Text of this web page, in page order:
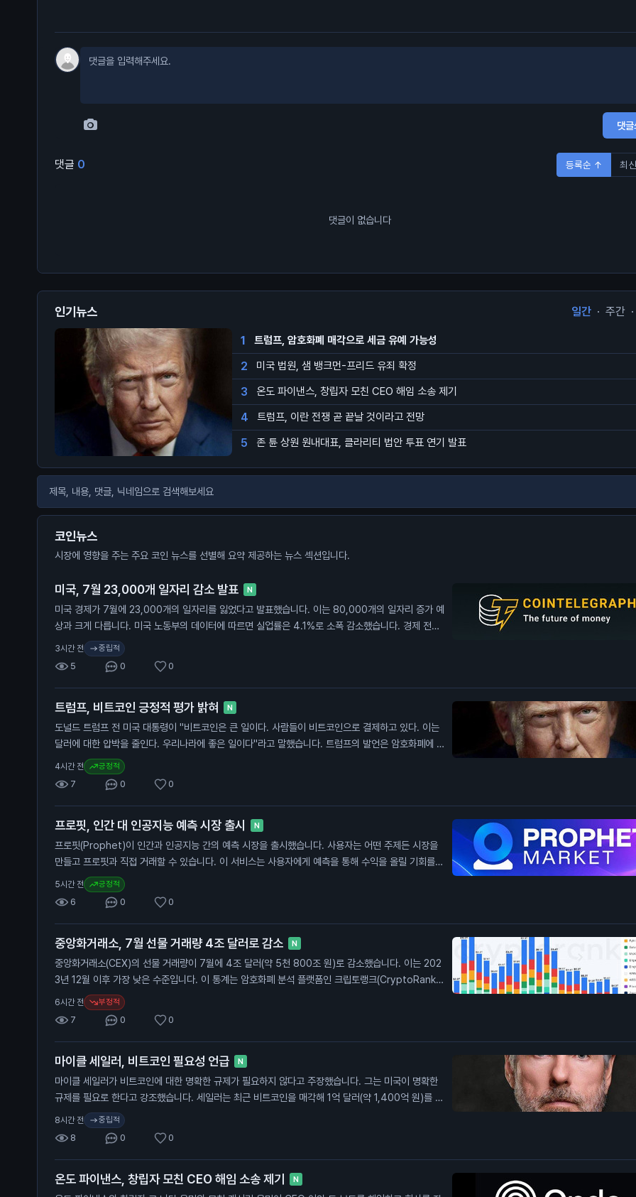
댓
댓글 0 등록순 ↑ 최
댓글이 없습니다
인기뉴스 일간 · 주간 ·
1 트럼프, 암호화폐 매각으로 세금 유예 가능성
2 미국 법원, 샘 뱅크먼-프리드 유죄 확정
3 온도 파이낸스, 창립자 모친 CEO 해임 소송 제기
4 트럼프, 이란 전쟁 곧 끝날 것이라고 전망
5 존 튠 상원 원내대표, 클라리티 법안 투표 연기 발표
코인뉴스
시장에 영향을 주는 주요 코인 뉴스를 선별해 요약 제공하는 뉴스 섹션입니다.
미국, 7월 23,000개 일자리 감소 발표 N
미국 경제가 7월에 23,000개의 일자리를 잃었다고 발표했습니다. 이는 80,000개의 일자리 증가 예
상과 크게 다릅니다. 미국 노동부의 데이터에 따르면 실업률은 4.1%로 소폭 감소했습니다. 경제 전문
가들은 85,000개의 일자리 증가를 예상했으나, 실제로는 감소했습니다. 이는 연방준비제도(Fed)가
금리 인상 여부를 결정하는 데 중요한 영향을 미칠 수 있습니다. 이번 일자리 감소는 일반 투자자에게
중요한 신호입니다. 금리 인상이 지연될 경우, 자산 가격에 긍정적인 영향을 미칠 수 있습니다.
3시간 전 중립적
5 0 0
트럼프, 비트코인 긍정적 평가 밝혀 N
도널드 트럼프 전 미국 대통령이 "비트코인은 큰 일이다. 사람들이 비트코인으로 결제하고 있다. 이는
달러에 대한 압박을 줄인다. 우리나라에 좋은 일이다"라고 말했습니다. 트럼프의 발언은 암호화폐에 대
한 긍정적인 시각을 드러냅니다. 그의 아들들이 지분을 가진 암호화폐 채굴 회사인 아메리칸 비트코인
은 최근 2분기 동안 5,720만 달러(약 800억 원)의 손실을 기록했습니다. 비트코인 가격이 2분기 동
안 11% 하락한 영향이 컸습니다. 그러나 이 회사는 비트코인 932개를 채굴하며 생산량을 증가시켰습
니다. 트럼프의 긍정적인 발언은 비트코인 가격에 긍정적인 영향을 미칠 수 있습니다. 이는 일반 투자
자들에게 비트코인에 대한 신뢰를 높이고, 향후 가격 상승 가능성을 높일 수 있습니다.
4시간 전 긍정적
7 0 0
프로핏, 인간 대 인공지능 예측 시장 출시 N
프로핏(Prophet)이 인간과 인공지능 간의 예측 시장을 출시했습니다. 사용자는 어떤 주제든 시장을
만들고 프로핏과 직접 거래할 수 있습니다. 이 서비스는 사용자에게 예측을 통해 수익을 올릴 기회를
제공합니다. 프로핏은 인공지능을 활용해 예측의 정확성을 높이고, 사용자들은 자신의 전문 지식을 활
용해 시장을 형성할 수 있습니다. 가입 시 코드 "COIN101"을 입력하면 혜택을 받을 수 있습니다. 이
예측 시장은 일반 투자자에게 새로운 투자 기회를 제공합니다. 인공지능과의 거래는 예측의 정확성을
높일 수 있어, 투자자들은 더 나은 결정을 내릴 수 있습니다.
5시간 전 긍정적
6 0 0
중앙화거래소, 7월 선물 거래량 4조 달러로 감소 N
중앙화거래소(CEX)의 선물 거래량이 7월에 4조 달러(약 5천 800조 원)로 감소했습니다. 이는 202
3년 12월 이후 가장 낮은 수준입니다. 이 통계는 암호화폐 분석 플랫폼인 크립토랭크(CryptoRank)
의 자료를 바탕으로 합니다. 최근 몇 달 동안 기술주 매도와 원자재 가격 상승 등으로 시장이 불안정해
졌습니다. 이러한 상황은 중앙화거래소의 거래량에도 영향을 미친 것으로 보입니다. 이 소식은 투자자
들에게 중요한 의미를 가집니다. 거래량 감소는 시장의 유동성이 줄어들 수 있음을 나타내며, 이는 암
호화폐 가격에 부정적인 영향을 미칠 수 있습니다.
6시간 전 부정적
7 0 0
마이클 세일러, 비트코인 필요성 언급 N
마이클 세일러가 비트코인에 대한 명확한 규제가 필요하지 않다고 주장했습니다. 그는 미국이 명확한
규제를 필요로 한다고 강조했습니다. 세일러는 최근 비트코인을 매각해 1억 달러(약 1,400억 원)를 모
금했습니다. 현재 미국 상원은 가상자산 산업을 위한 CLARITY 법안을 통과시킬 시간이 부족합니다.
이 법안은 가상자산 거래와 자본 형성을 위한 연방 규칙을 제정하는 내용을 담고 있습니다. 법안의 지
지자들은 이 법안이 미국에서의 거래와 결제 시스템 발전에 중요한 시험대가 될 것이라고 말합니다. 이
뉴스는 비트코인과 같은 가상자산의 규제가 어떻게 이루어질지에 대한 불확실성을 보여줍니다. 투자자
들은 규제 변화가 가격에 미치는 영향을 주의 깊게 살펴봐야 합니다.
8시간 전 중립적
8 0 0
온도 파이낸스, 창립자 모친 CEO 해임 소송 제기 N